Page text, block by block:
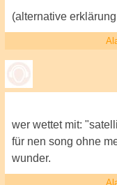
(alternative
wer wettet mit:
für nen song ohne
wunder.